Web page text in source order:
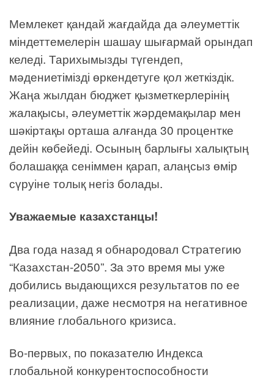
Мемлекет қандай жағдайда да әлеуметтік
міндеттемелерін шашау шығармай орындап
келеді. Тарихымызды түгендеп,
мәдениетімізді өркендетуге қол жеткіздік.
Жаңа жылдан бюджет қызметкерлерінің
жалақысы, әлеуметтік жәрдемақылар мен
шәкіртақы орташа алғанда 30 процентке
дейін көбейеді. Осының барлығы халықтың
болашаққа сеніммен қарап, алаңсыз өмір
сүруіне толық негіз болады.
Уважаемые казахстанцы!
Два года назад я обнародовал Стратегию
“Казахстан-2050”. За это время мы уже
добились выдающихся результатов по ее
реализации, даже несмотря на негативное
влияние глобального кризиса.
Во-первых, по показателю Индекса
глобальной конкурентоспособности